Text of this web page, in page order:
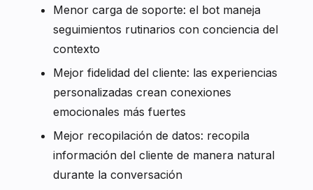
Menor carga de soporte: el bot maneja
seguimientos rutinarios con conciencia del
contexto
Mejor fidelidad del cliente: las experiencias
personalizadas crean conexiones
emocionales más fuertes
Mejor recopilación de datos: recopila
información del cliente de manera natural
durante la conversación